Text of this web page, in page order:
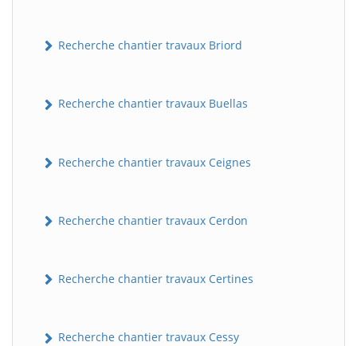
Recherche chantier travaux Briord
Recherche chantier travaux Buellas
Recherche chantier travaux Ceignes
Recherche chantier travaux Cerdon
Recherche chantier travaux Certines
Recherche chantier travaux Cessy